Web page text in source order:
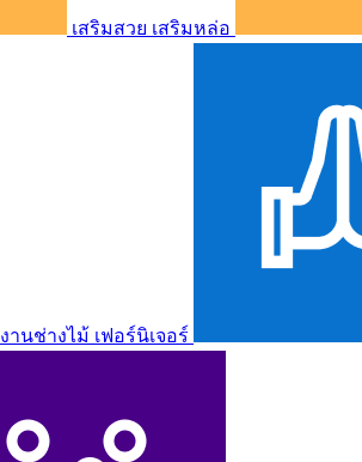
เสริมสวย เสริมหล่อ
งานช่างไม้ เฟอร์นิเจอร์